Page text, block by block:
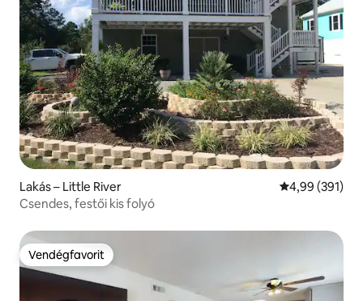
Lakás – Little River Átlagos
4,99 (391)
Csendes, festői kis folyó
Vendégfavorit
Vendégfavorit